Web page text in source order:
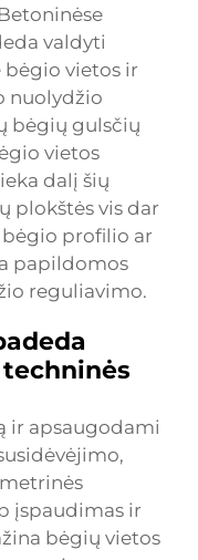
valdyti
vietos ir
nuolydžio
bėgių gulsčių
vietos
dalį šių
plokštės vis dar
bėgio profilio ar
papildomos
reguliavimo.
ir apsaugodami
įspaudimas ir
bėgių vietos